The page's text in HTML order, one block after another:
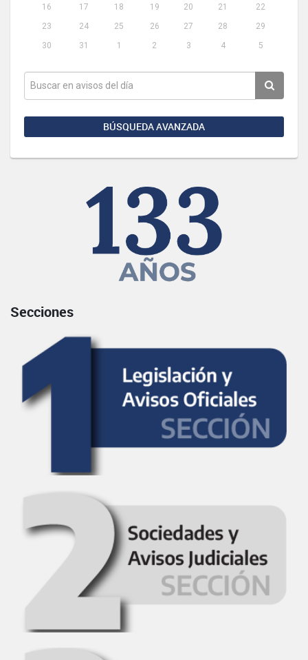
16
17 18 19 20 21
22
23
24 25 26 27 28
29
30
31 1 2 3 4 5
BÚSQUEDA AVANZADA
Secciones